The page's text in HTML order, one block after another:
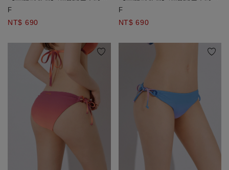
側綁結外搭短裙
F
NT$ 690
側綁結外搭短裙
F
NT$ 690